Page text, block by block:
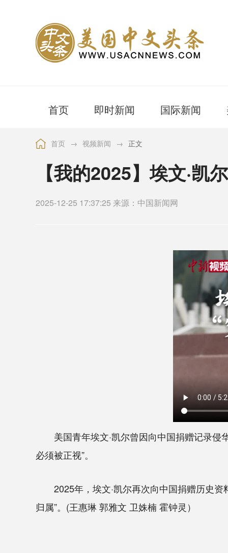
首页 即时新闻 国际新闻
首页 → 视频新闻 → 正文
【我的2025】埃文·凯
2025-12-25 17:37:25 来源：中国新闻网
美国青年埃文·凯尔曾因向中国捐赠记录侵
必须被正视”。
2025年，埃文·凯尔再次向中国捐赠历史资
归属”。(王惠琳 郭雅文 卫姝楠 霍钟灵）